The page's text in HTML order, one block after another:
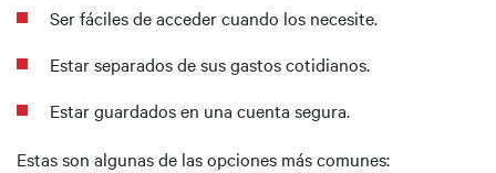
Ser fáciles de acceder cuando los necesite.
Estar separados de sus gastos cotidianos.
Estar guardados en una cuenta segura.
Estas son algunas de las opciones más comunes: